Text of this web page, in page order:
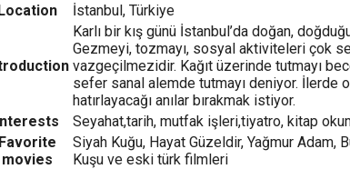
İstanbul, Türkiye
Karlı bir kış günü İstanbul’da doğan,
Gezmeyi, tozmayı, sosyal aktiviteleri çok
vazgeçilmezidir. Kağıt üzerinde tutmayı
sefer sanal alemde tutmayı deniyor. İlerde
hatırlayacağı anılar bırakmak istiyor.
Seyahat,tarih, mutfak işleri,tiyatro, kitap
Favorite
movies
Siyah Kuğu, Hayat Güzeldir, Yağmur Adam,
Kuşu ve eski türk filmleri